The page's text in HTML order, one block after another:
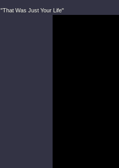
"That Was Just Your Life"